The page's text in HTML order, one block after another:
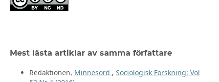
Mest lästa artiklar av samma författare
Redaktionen, Minnesord , Sociologisk Forskning: Vol